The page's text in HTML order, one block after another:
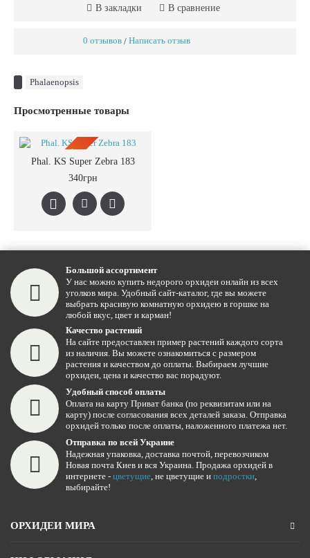
В закладки В сравнение
0 отзывов / Написать отзыв
Phalaenopsis
Просмотренные товары
ПРЕДЗАКАЗ
Phal. KS Super Zebra 183
340грн
Большой ассортимент
У нас можно купить недорого орхидеи онлайн из всех
уголков мира. Удобный сайт-каталог, где вы можете
выбрать красивую комнатную орхидею в горшке на
любой вкус, цвет и карман!
Качество растений
На сайте предоставлен пример растений каждого сорта
из наличия. Вы можете ознакомиться с размером
растения и качеством до оплаты. Выбираем лучшие
орхидеи, цена и качество вас порадуют.
Удобный способ оплаты
Оплата на карту Приват банка (по реквизитам или на
карту) после согласования всех деталей заказа. Отправка
орхидей только после оплаты, наложенного платежа нет.
Отправка по всей Украине
Надежная упаковка, доставка почтой, перевозчиком
Новая почта Киев и вся Украина. Продажа орхидей в
интернете - цветущие, не цветущие и подростки,
выбирайте!
ОРХИДЕИ МИРА